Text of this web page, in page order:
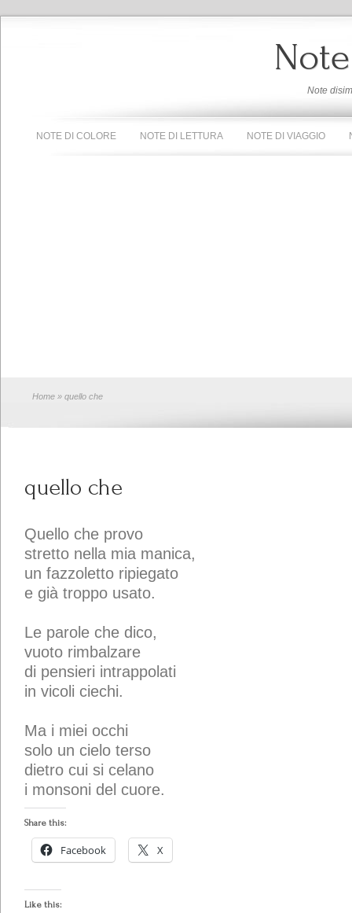
Note
NOTE DI COLORE NOTE DI LETTURA NOTE DI VIAGGIO
Home » quello che
quello che
Quello che provo
stretto nella mia manica,
un fazzoletto ripiegato
e già troppo usato.
Le parole che dico,
vuoto rimbalzare
di pensieri intrappolati
in vicoli ciechi.
Ma i miei occhi
solo un cielo terso
dietro cui si celano
i monsoni del cuore.
Share this:
Facebook X
Like this: